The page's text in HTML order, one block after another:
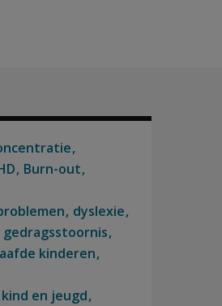
Burn-out
dyslexie
gedragsstoornis
kinderen
en jeugd